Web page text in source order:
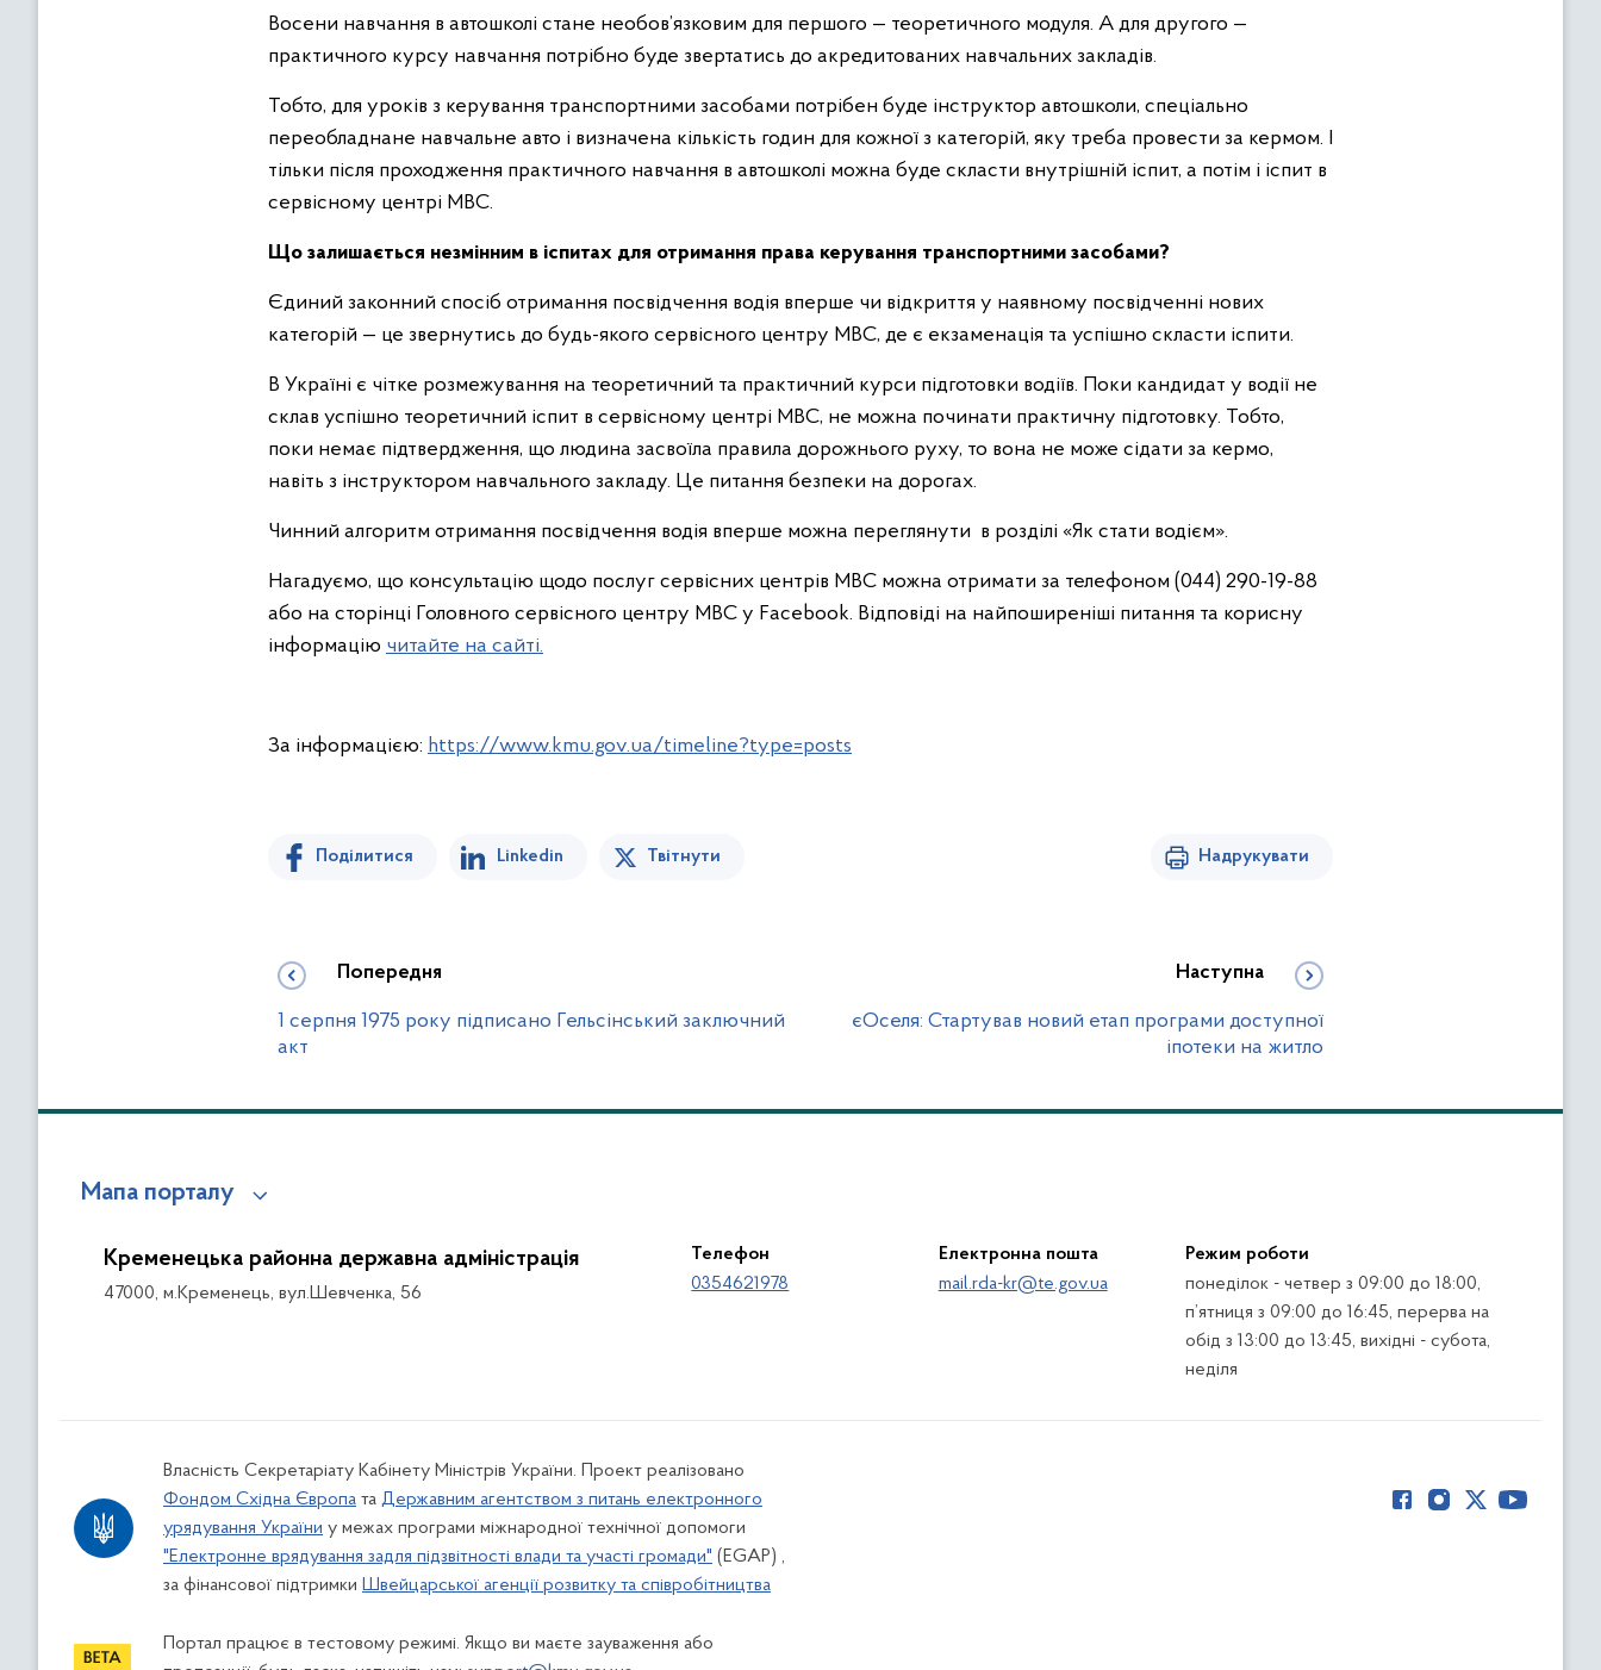
Восени навчання в автошколі стане необов’язковим для першого — теоретичного модуля. А для другого —
практичного курсу навчання потрібно буде звертатись до акредитованих навчальних закладів.
Тобто, для уроків з керування транспортними засобами потрібен буде інструктор автошколи, спеціально
переобладнане навчальне авто і визначена кількість годин для кожної з категорій, яку треба провести за кермом. І
тільки після проходження практичного навчання в автошколі можна буде скласти внутрішній іспит, а потім і іспит в
сервісному центрі МВС.
Що залишається незмінним в іспитах для отримання права керування транспортними засобами?
Єдиний законний спосіб отримання посвідчення водія вперше чи відкриття у наявному посвідченні нових
категорій — це звернутись до будь-якого сервісного центру МВС, де є екзаменація та успішно скласти іспити.
В Україні є чітке розмежування на теоретичний та практичний курси підготовки водіїв. Поки кандидат у водії не
склав успішно теоретичний іспит в сервісному центрі МВС, не можна починати практичну підготовку. Тобто,
поки немає підтвердження, що людина засвоїла правила дорожнього руху, то вона не може сідати за кермо,
навіть з інструктором навчального закладу. Це питання безпеки на дорогах.
Чинний алгоритм отримання посвідчення водія вперше можна переглянути в розділі «Як стати водієм».
Нагадуємо, що консультацію щодо послуг сервісних центрів МВС можна отримати за телефоном (044) 290-19-88
або на сторінці Головного сервісного центру МВС у Facebook. Відповіді на найпоширеніші питання та корисну
інформацію читайте на сайті.
За інформацією: https://www.kmu.gov.ua/timeline?type=posts
Поділитися Linkedin Твітнути Надрукувати
Попередня
1 серпня 1975 року підписано Гельсінський заключний
акт
Наступна
єОселя: Стартував новий етап програми доступної
іпотеки на житло
Мапа порталу
Кременецька районна державна адміністрація
47000, м.Кременець, вул.Шевченка, 56
Телефон
0354621978
Електронна пошта
mail.rda-kr@te.gov.ua
Режим роботи
понеділок - четвер з 09:00 до 18:00,
п’ятниця з 09:00 до 16:45, перерва на
обід з 13:00 до 13:45, вихідні - субота,
неділя
Власність Секретаріату Кабінету Міністрів України. Проект реалізовано
Фондом Східна Європа та Державним агентством з питань електронного
урядування України у межах програми міжнародної технічної допомоги
"Електронне врядування задля підзвітності влади та участі громади" (EGAP) ,
за фінансової підтримки Швейцарської агенції розвитку та співробітництва
Портал працює в тестовому режимі. Якщо ви маєте зауваження або